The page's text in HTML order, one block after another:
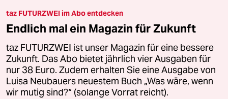
taz FUTURZWEI im Abo entdecken
Endlich mal ein Magazin für Zukunft
taz FUTURZWEI ist unser Magazin für eine bessere
Zukunft. Das Abo bietet jährlich vier Ausgaben für
nur 38 Euro. Zudem erhalten Sie eine Ausgabe von
Luisa Neubauers neuestem Buch „Was wäre, wenn
wir mutig sind?“ (solange Vorrat reicht).